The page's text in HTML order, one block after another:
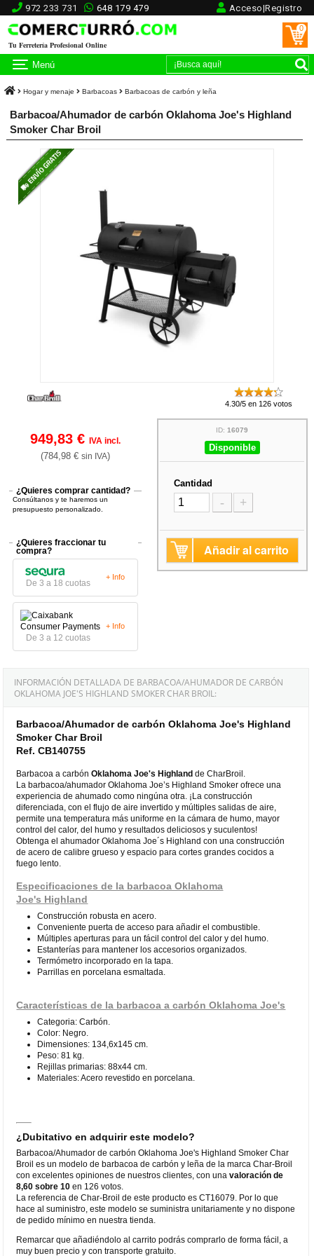
972 233 731 648 179 479 Acceso|Registro
Tu Ferretería Profesional Online
0
Menú
Hogar y menaje Barbacoas Barbacoas de carbón y leña
Barbacoa/Ahumador de carbón Oklahoma Joe's Highland
Smoker Char Broil
4.30/5 en 126 votos
949,83 €IVA incl.
(784,98 €sin IVA)
¿Quieres comprar cantidad?
Consúltanos y te haremos un
presupuesto personalizado.
¿Quieres fraccionar tu
compra?
De 3 a 18 cuotas
+ Info
De 3 a 12 cuotas
+ Info
ID:16079
Disponible
Cantidad
- +
Añadir al carrito
INFORMACIÓN DETALLADA DE BARBACOA/AHUMADOR DE CARBÓN
OKLAHOMA JOE'S HIGHLAND SMOKER CHAR BROIL:
Barbacoa/Ahumador de carbón Oklahoma Joe's Highland
Smoker Char Broil
Ref. CB140755
Barbacoa a carbónOklahoma Joe's Highland de CharBroil.
La barbacoa/ahumador Oklahoma Joe’s Highland Smoker ofrece una
experiencia de ahumado como ningúna otra. ¡La construcción
diferenciada, con el flujo de aire invertido y múltiples salidas de aire,
permite una temperatura más uniforme en la cámara de humo, mayor
control del calor, del humo y resultados deliciosos y suculentos!
Obtenga el ahumador Oklahoma Joe´s Highland con una construcción
de acero de calibre grueso y espacio para cortes grandes cocidos a
fuego lento.
Especificaciones de la barbacoa Oklahoma
Joe's Highland
Construcción robusta en acero.
Conveniente puerta de acceso para añadir el combustible.
Múltiples aperturas para un fácil control del calor y del humo.
Estanterías para mantener los accesorios organizados.
Termómetro incorporado en la tapa.
Parrillas en porcelana esmaltada.
Características de la barbacoa a carbón Oklahoma Joe's
Categoria: Carbón.
Color: Negro.
Dimensiones: 134,6x145 cm.
Peso: 81 kg.
Rejillas primarias: 88x44 cm.
Materiales: Acero revestido en porcelana.
¿Dubitativo en adquirir este modelo?
Barbacoa/Ahumador de carbón Oklahoma Joe's Highland Smoker Char
Broil es un modelo de barbacoa de carbón y leña de la marca Char-Broil
con excelentes opiniones de nuestros clientes, con unavaloración de
8,60 sobre 10 en 126 votos.
La referencia de Char-Broil de este producto es CT16079. Por lo que
hace al suministro, este modelo se suministra unitariamente y no dispone
de pedido mínimo en nuestra tienda.
Remarcar que añadiéndolo al carrito podrás comprarlo de forma fácil, a
muy buen precio y con transporte gratuito.